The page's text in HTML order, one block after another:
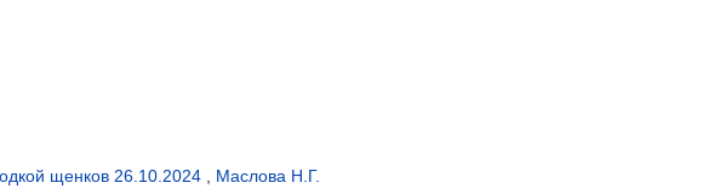
щенков 26.10.2024 , Маслова Н.Г.